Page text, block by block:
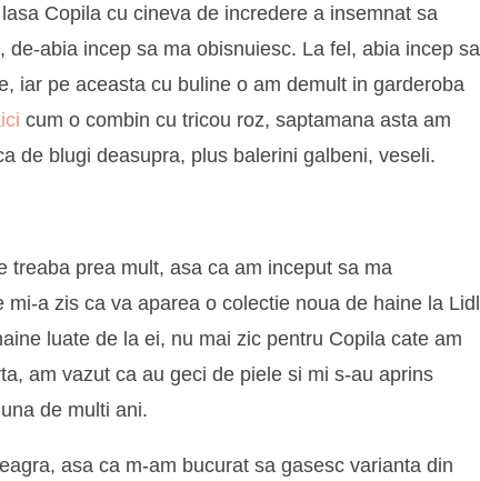
Copila cu cineva de incredere a insemnat sa
abia incep sa ma obisnuiesc. La fel, abia incep sa
iar pe aceasta cu buline o am demult in garderoba
cum o combin cu tricou roz, saptamana asta am
de blugi deasupra, plus balerini galbeni, veseli.
treaba prea mult, asa ca am inceput sa ma
a zis ca va aparea o colectie noua de haine la Lidl
luate de la ei, nu mai zic pentru Copila cate am
am vazut ca au geci de piele si mi s-au aprins
de multi ani.
asa ca m-am bucurat sa gasesc varianta din